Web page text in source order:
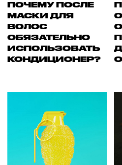
ПОЧЕМУ ПОСЛЕ
МАСКИ ДЛЯ
ВОЛОС
ОБЯЗАТЕЛЬНО
ИСПОЛЬЗОВАТЬ
КОНДИЦИОНЕР?